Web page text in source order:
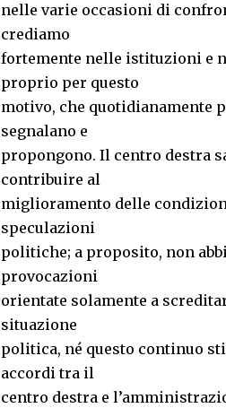
nelle varie occasioni di
crediamo
fortemente nelle istituzioni e
proprio per questo
motivo, che quotidianamente
segnalano e
propongono. Il centro destra
contribuire al
miglioramento delle
speculazioni
politiche; a proposito, non
provocazioni
orientate solamente a
situazione
politica, né questo continuo
accordi tra il
centro destra e